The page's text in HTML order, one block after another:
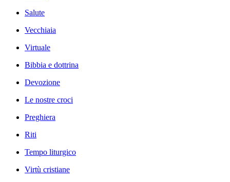
Salute
Vecchiaia
Virtuale
Bibbia e dottrina
Devozione
Le nostre croci
Preghiera
Riti
Tempo liturgico
Virtù cristiane